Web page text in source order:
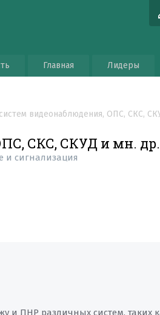
Главная Лидеры
видеонаблюдения, ОПС, СКС,
СКС, СКУД и мн. др.
и сигнализация
и ПНР различных систем, таких